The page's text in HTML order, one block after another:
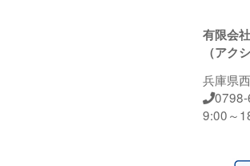
ペッツルート
エクイリブリア
有限会
（アク
兵庫県
9:00～